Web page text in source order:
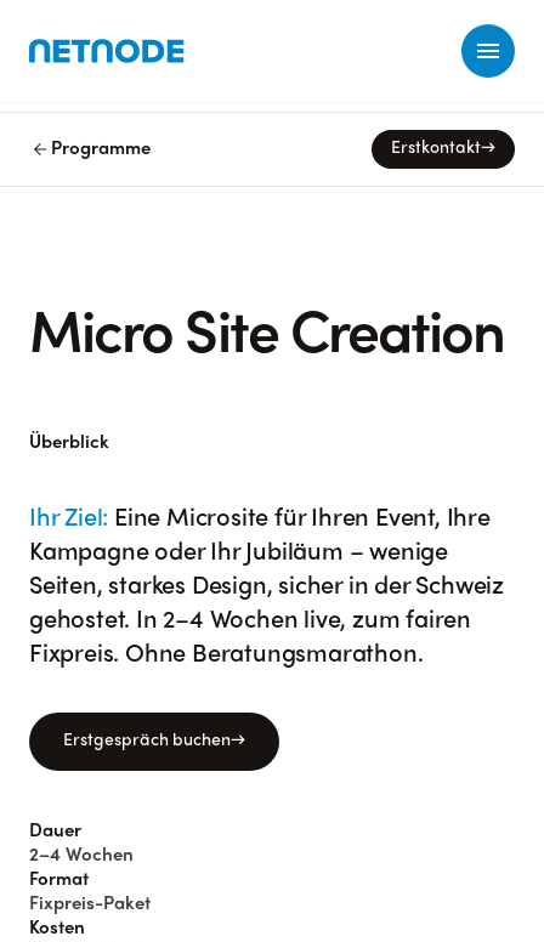
arrow_back Programme Erstkontakt→
Micro Site Creation
Überblick
Ihr Ziel: Eine Microsite für Ihren Event, Ihre
Kampagne oder Ihr Jubiläum – wenige
Seiten, starkes Design, sicher in der Schweiz
gehostet. In 2–4 Wochen live, zum fairen
Fixpreis. Ohne Beratungsmarathon.
Erstgespräch buchen→
Dauer
2–4 Wochen
Format
Fixpreis-Paket
Kosten